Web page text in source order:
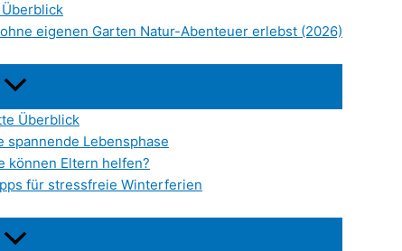
eigenen Garten Natur-Abenteuer erlebst (2026)
Überblick
spannende Lebensphase
können Eltern helfen?
für stressfreie Winterferien